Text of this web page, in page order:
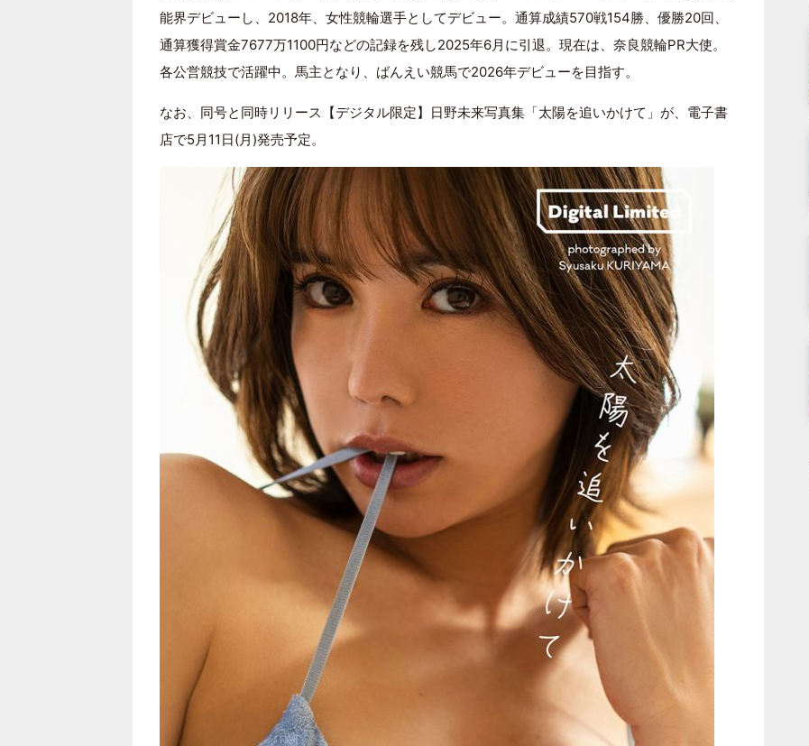
能界デビューし、2018年、女性競輪選手としてデビュー。通算成績570戦154勝、優勝20回、
通算獲得賞金7677万1100円などの記録を残し2025年6月に引退。現在は、奈良競輪PR大使。
各公営競技で活躍中。馬主となり、ばんえい競馬で2026年デビューを目指す。
なお、同号と同時リリース【デジタル限定】日野未来写真集「太陽を追いかけて」が、電子書
店で5月11日(月)発売予定。